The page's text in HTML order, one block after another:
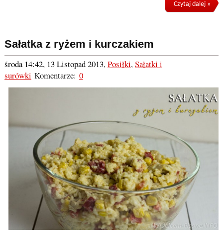
Czytaj dalej »
Sałatka z ryżem i kurczakiem
środa 14:42, 13 Listopad 2013,Posiłki,Sałatki i
surówki Komentarze: 0